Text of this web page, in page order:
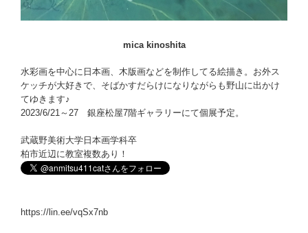
mica kinoshita
水彩画を中心に日本画、木版画などを制作してる絵描き。お外ス
ケッチが大好きで、そばかすだらけになりながらも野山に出かけ
てゆきます♪
2023/6/21～27 銀座松屋7階ギャラリーにて個展予定。
武蔵野美術大学日本画学科卒
柏市近辺に教室複数あり！
https://lin.ee/vqSx7nb